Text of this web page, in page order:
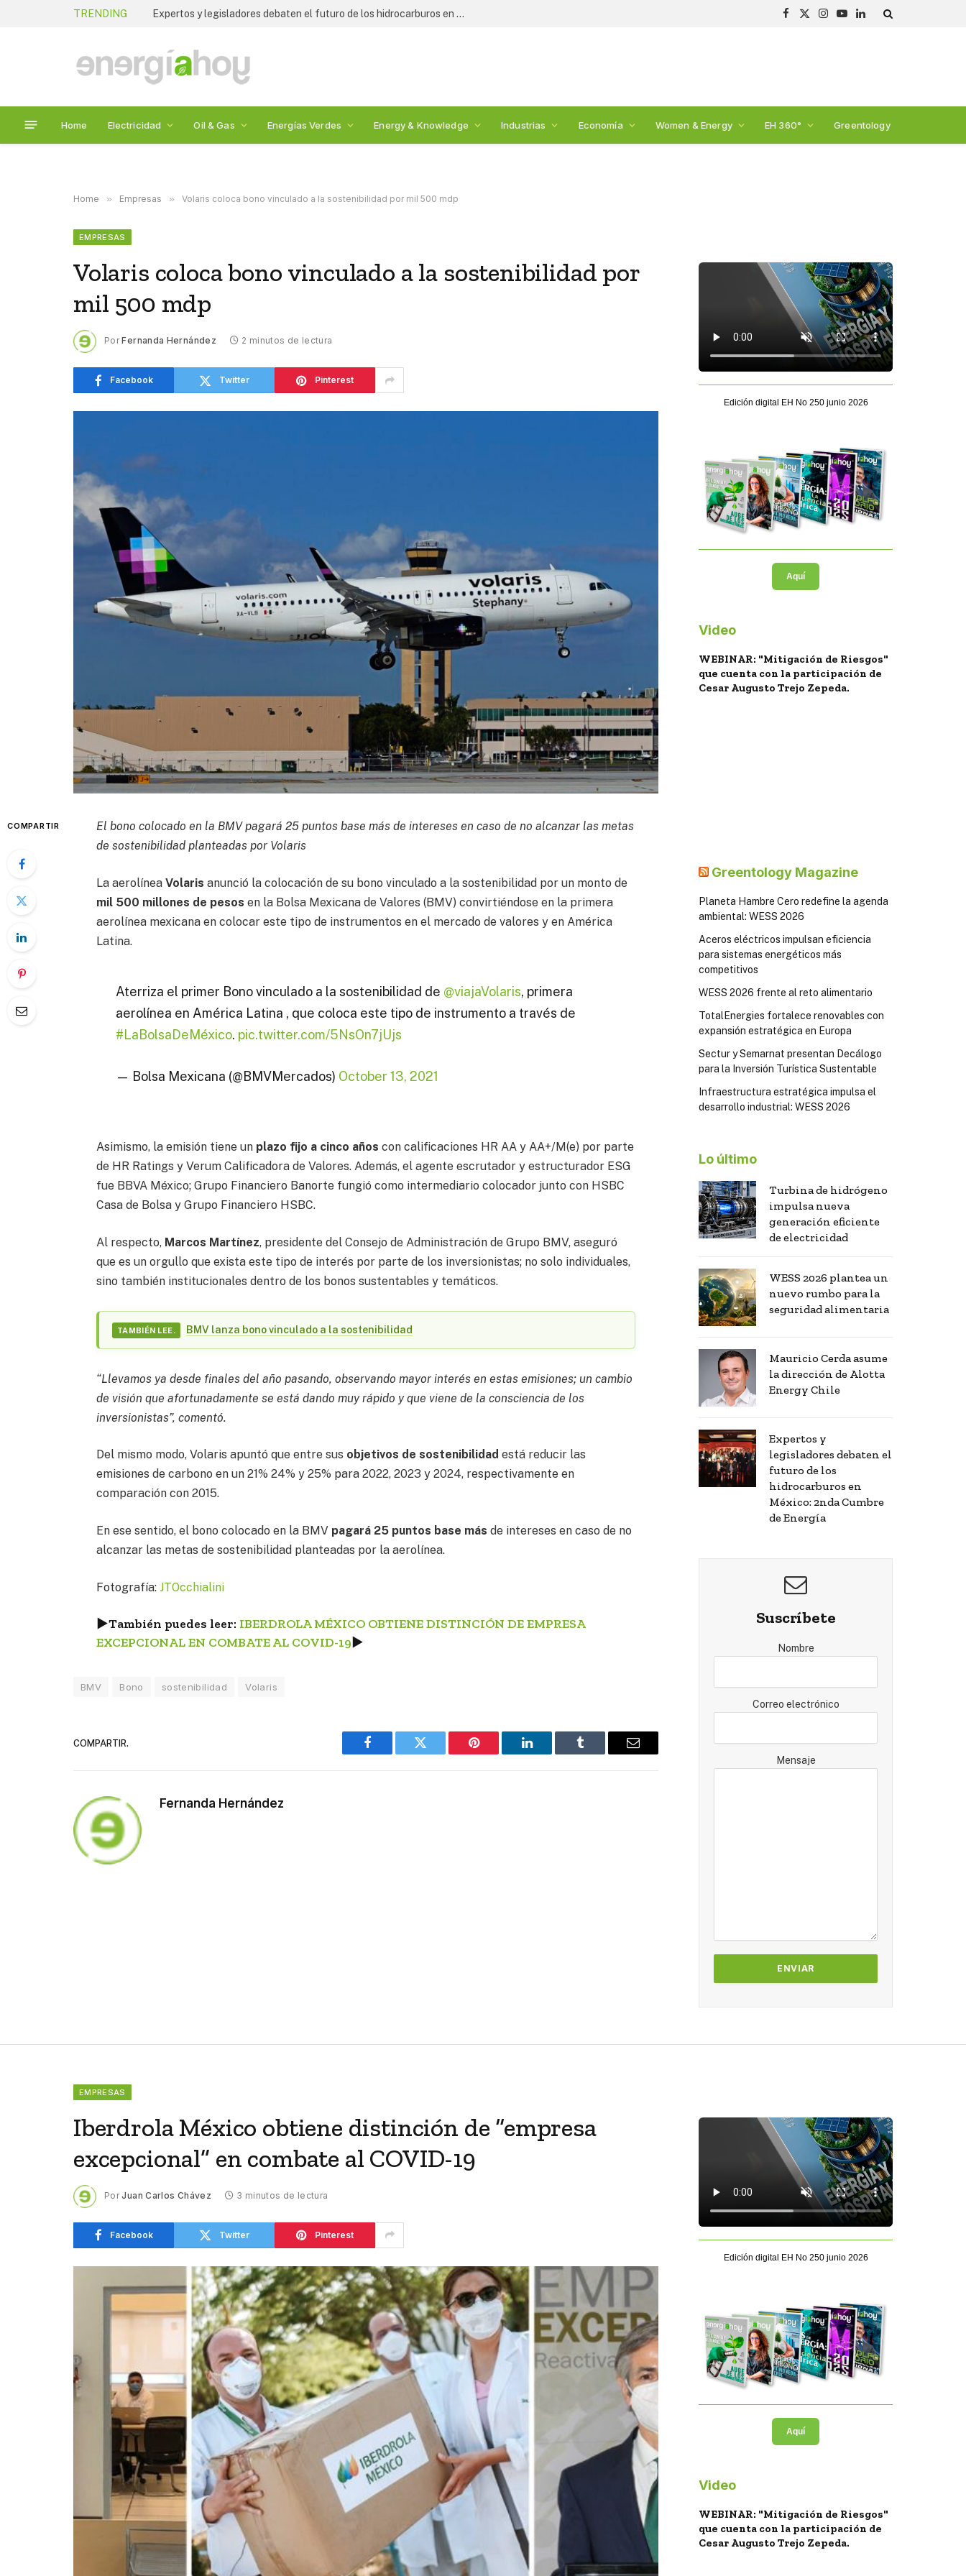
TRENDING Expertos y legisladores debaten el futuro de los hidrocarburos en México: 2nda Cumbre de Energía
Facebook
X
Instagram
YouTubeLinkedIn
Home Electricidad Oil & Gas Energías Verdes Energy & Knowledge Industrias Economía Women & Energy EH 360° Greentology
Home » Empresas » Volaris coloca bono vinculado a la sostenibilidad por mil 500 mdp
EMPRESAS
Volaris coloca bono vinculado a la sostenibilidad por
mil 500 mdp
Por Fernanda Hernández 2 minutos de lectura
Facebook Twitter Pinterest
COMPARTIR
El bono colocado en la BMV pagará 25 puntos base más de intereses en caso de no alcanzar las metas
de sostenibilidad planteadas por Volaris
La aerolíneaVolaris anunció la colocación de su bono vinculado a la sostenibilidad por un monto de
mil 500 millones de pesos en la Bolsa Mexicana de Valores (BMV) convirtiéndose en la primera
aerolínea mexicana en colocar este tipo de instrumentos en el mercado de valores y en América
Latina.
Aterriza el primer Bono vinculado a la sostenibilidad de @viajaVolaris, primera
aerolínea en América Latina , que coloca este tipo de instrumento a través de
#LaBolsaDeMéxico. pic.twitter.com/5NsOn7jUjs
— Bolsa Mexicana (@BMVMercados) October 13, 2021
Asimismo, la emisión tiene un plazo fijo a cinco años con calificaciones HR AA y AA+/M(e) por parte
de HR Ratings y Verum Calificadora de Valores. Además, el agente escrutador y estructurador ESG
fue BBVA México; Grupo Financiero Banorte fungió como intermediario colocador junto con HSBC
Casa de Bolsa y Grupo Financiero HSBC.
Al respecto, Marcos Martínez, presidente del Consejo de Administración de Grupo BMV, aseguró
que es un orgullo que exista este tipo de interés por parte de los inversionistas; no solo individuales,
sino también institucionales dentro de los bonos sustentables y temáticos.
TAMBIÉN LEE. BMV lanza bono vinculado a la sostenibilidad
“Llevamos ya desde finales del año pasando, observando mayor interés en estas emisiones; un cambio
de visión que afortunadamente se está dando muy rápido y que viene de la consciencia de los
inversionistas”, comentó.
Del mismo modo, Volaris apuntó que entre sus objetivos de sostenibilidad está reducir las
emisiones de carbono en un 21% 24% y 25% para 2022, 2023 y 2024, respectivamente en
comparación con 2015.
En ese sentido, el bono colocado en la BMV pagará 25 puntos base más de intereses en caso de no
alcanzar las metas de sostenibilidad planteadas por la aerolínea.
Fotografía: JTOcchialini
►También puedes leer: IBERDROLA MÉXICO OBTIENE DISTINCIÓN DE EMPRESA
EXCEPCIONAL EN COMBATE AL COVID-19►
BMV Bono sostenibilidad Volaris
COMPARTIR.
Facebook Twitter Pinterest LinkedIn Tumblr Email
Fernanda Hernández
Edición digital EH No 250 junio 2026
Aquí
Video
WEBINAR: "Mitigación de Riesgos"
que cuenta con la participación de
Cesar Augusto Trejo Zepeda.
Greentology Magazine
Planeta Hambre Cero redefine la agenda
ambiental: WESS 2026
Aceros eléctricos impulsan eficiencia
para sistemas energéticos más
competitivos
WESS 2026 frente al reto alimentario
TotalEnergies fortalece renovables con
expansión estratégica en Europa
Sectur y Semarnat presentan Decálogo
para la Inversión Turística Sustentable
Infraestructura estratégica impulsa el
desarrollo industrial: WESS 2026
Lo último
Turbina de hidrógeno
impulsa nueva
generación eficiente
de electricidad
WESS 2026 plantea un
nuevo rumbo para la
seguridad alimentaria
Mauricio Cerda asume
la dirección de Alotta
Energy Chile
Expertos y
legisladores debaten el
futuro de los
hidrocarburos en
México: 2nda Cumbre
de Energía
Suscríbete
Nombre
Correo electrónico
Mensaje
EMPRESAS
Iberdrola México obtiene distinción de “empresa
excepcional” en combate al COVID-19
Por Juan Carlos Chávez 3 minutos de lectura
Facebook Twitter Pinterest
Edición digital EH No 250 junio 2026
Aquí
Video
WEBINAR: "Mitigación de Riesgos"
que cuenta con la participación de
Cesar Augusto Trejo Zepeda.